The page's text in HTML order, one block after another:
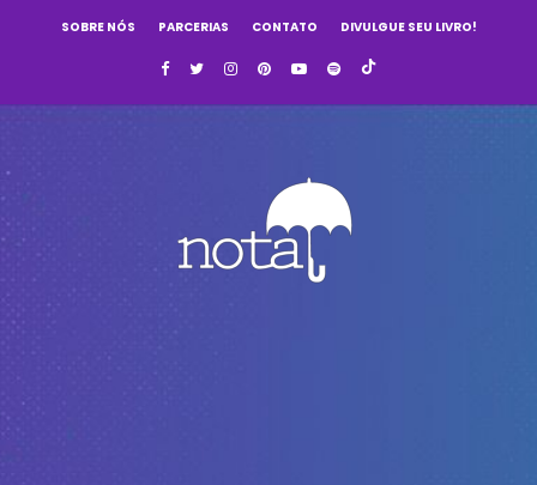
SOBRE NÓS PARCERIAS CONTATO DIVULGUE SEU LIVRO!